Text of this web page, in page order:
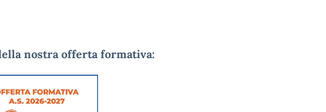
nostra offerta formativa: